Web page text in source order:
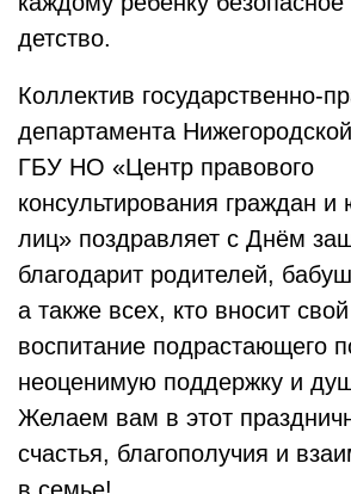
детство.
Коллектив государственно-
департамента
ГБУ НО «Центр правового
консультирования граждан и
лиц» поздравляет с Днём
благодарит родителей,
а также всех, кто вносит
воспитание подрастающего
неоценимую поддержку и
Желаем вам в этот
счастья, благополучия и